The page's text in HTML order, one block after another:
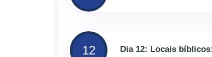
12 Dia 12: Locais